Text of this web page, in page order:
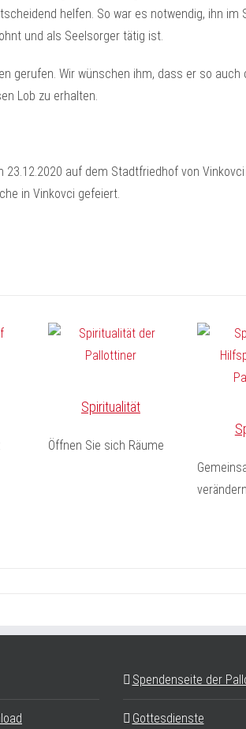
helfen. So war es notwendig, ihn im
und als Seelsorger tätig ist.
gerufen. Wir wünschen ihm, dass er so auch
Lob zu erhalten.
auf dem Stadtfriedhof von
in Vinkovci gefeiert.
Spiritualität
Öffnen Sie sich Räume
Spendenseite der
Gottesdienste